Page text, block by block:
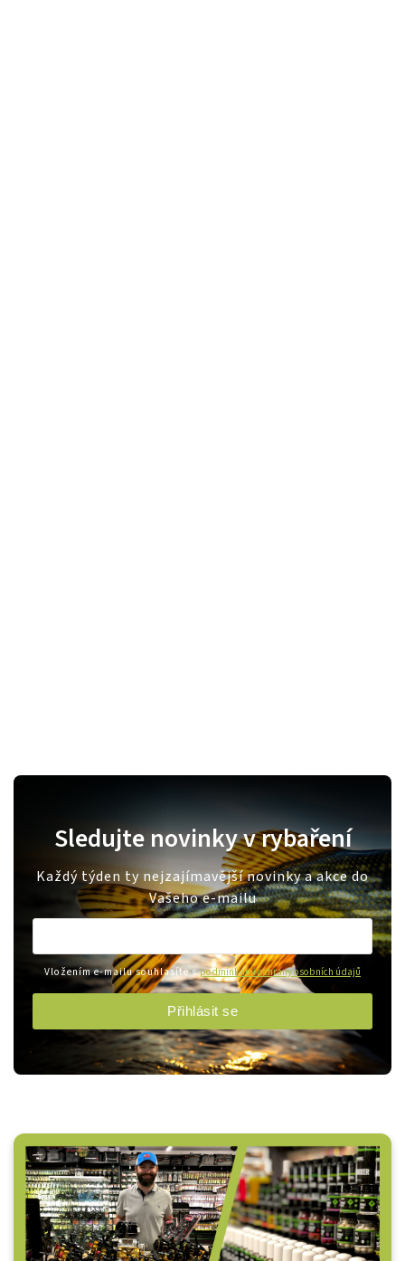
Sledujte novinky v rybaření
Každý týden ty nejzajímavější novinky a akce do
Vašeho e-mailu
Vložením e-mailu souhlasíte spodmínkami ochrany osobních údajů
Přihlásit se